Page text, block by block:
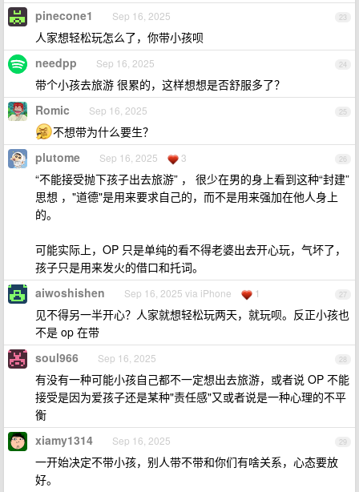
23
pinecone1 Sep 16, 2025
人家想轻松玩怎么了，你带小孩呗
24
needpp Sep 16, 2025
带个小孩去旅游 很累的，这样想想是否舒服多了？
25
Romic Sep 16, 2025
不想带为什么要生？
26
plutome Sep 16, 2025 3
“不能接受抛下孩子出去旅游” ， 很少在男的身上看到这种“封建”
思想 ，"道德"是用来要求自己的，而不是用来强加在他人身上
的。
可能实际上，OP 只是单纯的看不得老婆出去开心玩，气坏了，
孩子只是用来发火的借口和托词。
27
aiwoshishen Sep 16, 2025 via iPhone 1
见不得另一半开心？人家就想轻松玩两天，就玩呗。反正小孩也
不是 op 在带
28
soul966 Sep 16, 2025
有没有一种可能小孩自己都不一定想出去旅游，或者说 OP 不能
接受是因为爱孩子还是某种"责任感"又或者说是一种心理的不平
衡
29
xiamy1314 Sep 16, 2025
一开始决定不带小孩，别人带不带和你们有啥关系，心态要放
好。